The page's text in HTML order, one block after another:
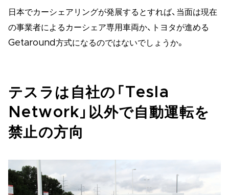
日本でカーシェアリングが発展するとすれば、当面は現在
の事業者によるカーシェア専用車両か、トヨタが進める
Getaround方式になるのではないでしょうか。
テスラは自社の「Tesla
Network」以外で自動運転を
禁止の方向